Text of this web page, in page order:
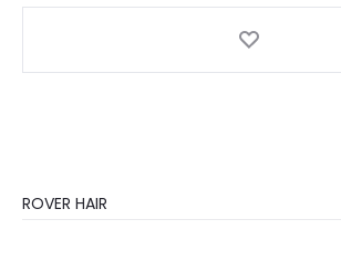
250ml
ROVER HAIR